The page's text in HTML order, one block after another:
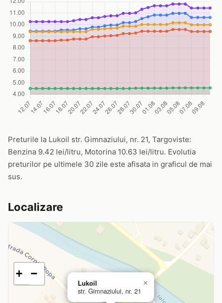
Preturile la Lukoil str. Gimnaziului, nr. 21, Targoviste:
Benzina 9.42 lei/litru, Motorina 10.63 lei/litru. Evolutia
preturilor pe ultimele 30 zile este afisata in graficul de mai
sus.
Localizare
Lukoil
str. Gimnaziului, nr. 21
×
+ −